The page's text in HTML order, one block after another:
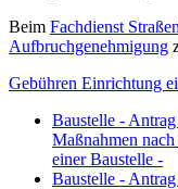
Beim Fachdienst
Aufbruchgenehmigung
Gebühren Einrichtung
Baustelle -
Maßnahmen
einer Baustelle -
Baustelle -